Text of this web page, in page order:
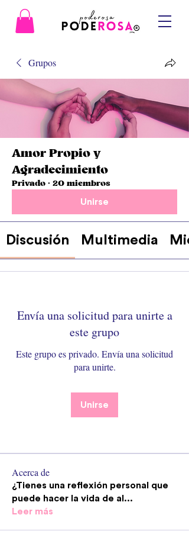
Grupos
Amor Propio y
Agradecimiento
Privado · 20 miembros
Unirse
Discusión Multimedia
Envía una solicitud para unirte a
este grupo
Este grupo es privado. Envía una solicitud
para unirte.
Unirse
Acerca de
¿Tienes una reflexión personal que
puede hacer la vida de al ...
Leer más